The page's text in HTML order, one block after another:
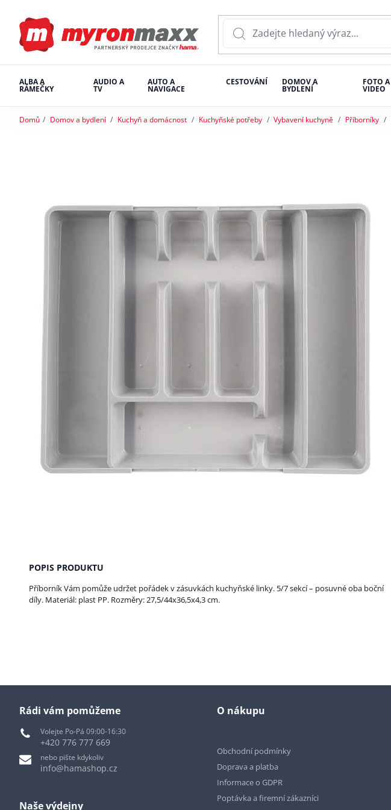
ALBA A
RÁMEČKY
AUDIO A
TV
AUTO A
NAVIGACE
CESTOVÁNÍ DOMOV A
BYDLENÍ
FOTO A
VIDEO
Domů Domov a bydlení Kuchyň a domácnost Kuchyňské potřeby Vybavení kuchyně Příborníky
POPIS PRODUKTU
Příborník Vám pomůže udržet pořádek v zásuvkách kuchyňské linky. 5/7 sekcí – posuvné oba boční
díly. Materiál: plast PP. Rozměry: 27,5/44x36,5x4,3 cm.
Rádi vám pomůžeme
Volejte Po-Pá 09:00-16:30
+420 776 777 669
nebo pište kdykoliv
info@hamashop.cz
Naše výdejny
O nákupu
Obchodní podmínky
Doprava a platba
Informace o GDPR
Poptávka a firemní zákazníci